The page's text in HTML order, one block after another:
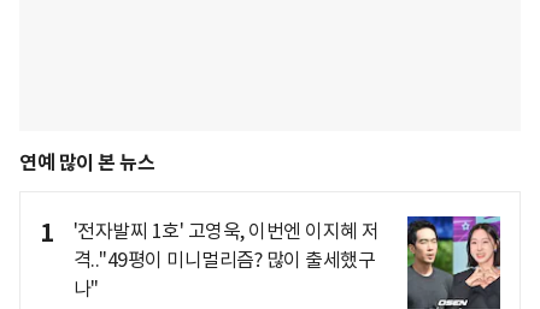
연예 많이 본 뉴스
1
'전자발찌 1호' 고영욱, 이번엔 이지혜 저
격.."49평이 미니멀리즘? 많이 출세했구
나"